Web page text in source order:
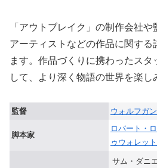
「アウトブレイク」の制作会社
アーティストなどの作品に関する
ます。作品づくりに携わったスタ
して、より深く物語の世界を楽し
監督 ウォルフガ
脚本家
ロバート・
ゥウォレット
サム・ダニ